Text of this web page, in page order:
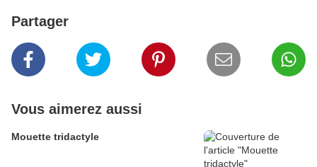
Partager
Vous aimerez aussi
Mouette tridactyle